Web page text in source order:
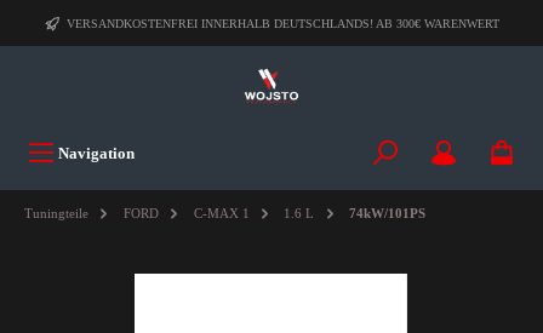
VERSANDKOSTENFREI INNERHALB DEUTSCHLANDS! AB 300€ WARENWERT
Navigation
Tuningteile FORD C-MAX 1 1.6 L 74kW/101PS